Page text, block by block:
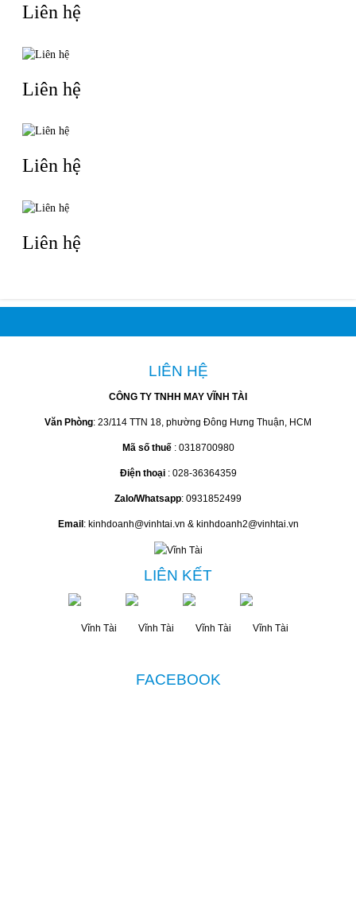
Liên hệ
Liên hệ
Liên hệ
Liên hệ
LIÊN HỆ
CÔNG TY TNHH MAY VĨNH TÀI
Văn Phòng: 23/114 TTN 18, phường Đông Hưng Thuận, HCM
Mã số thuế : 0318700980
Điện thoại : 028-36364359
Zalo/Whatsapp: 0931852499
Email : kinhdoanh@vinhtai.vn & kinhdoanh2@vinhtai.vn
LIÊN KẾT
FACEBOOK